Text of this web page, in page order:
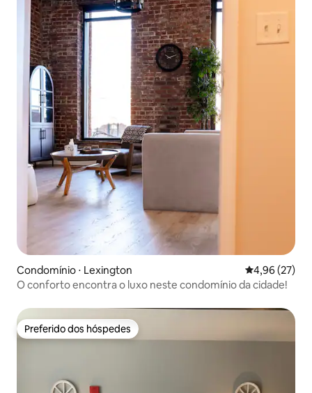
Condomínio ⋅ Lexington 4,96 de uma
4,96 (27)
O conforto encontra o luxo neste condomínio da cidade!
Preferido dos hóspedes
Preferido dos hóspedes